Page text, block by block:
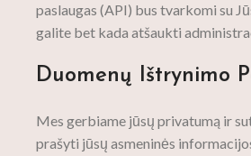
paslaugas (API) bus tvarkomi su
galite bet kada atšaukti
Duomenų Ištrynimo
Mes gerbiame jūsų privatumą ir
prašyti jūsų asmeninės